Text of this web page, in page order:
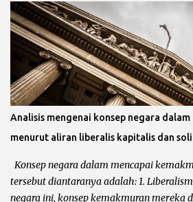
tidak memasukkan bentuk negara
kedalam klasifikasi negara. Setelah
masih juga belum sempurna, hal ini
ditempatkannya negara-negara
demokrasi kuno. Maka setelah itu, Shina
klasifikasi Leacock dengan bentuk-
dan yang bersifat anti demokrasi. a.
tunggal dan didalamnya tidak terdapat
kesatuan menempatkan pemerintah
tertinggi. Sementara wilayah-wilayah
Analisis mengenai konsep negara
menurut aliran liberalis kapitalis dan
Konsep negara dalam mencapai
tersebut diantaranya adalah: 1.
negara ini, konsep kemakmuran mereka